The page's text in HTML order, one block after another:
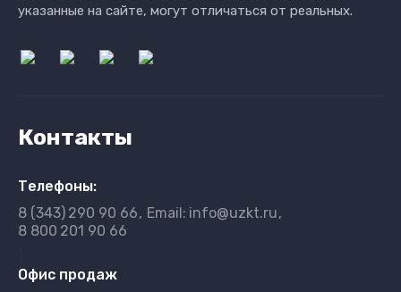
указанные на сайте, могут отличаться от реальных.
Контакты
Телефоны:
8 (343) 290 90 66 Email: info@uzkt.ru
8 800 201 90 66
Офис продаж